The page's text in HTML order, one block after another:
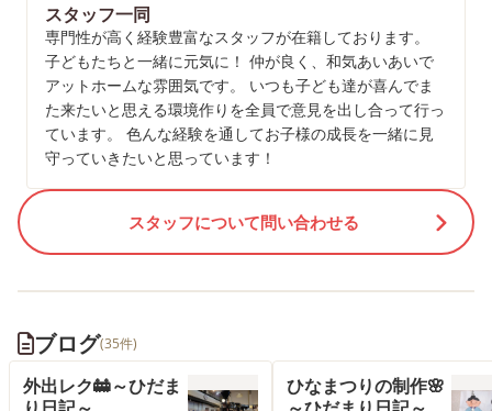
スタッフ一同
専門性が高く経験豊富なスタッフが在籍しております。
子どもたちと一緒に元気に！ 仲が良く、和気あいあいで
アットホームな雰囲気です。 いつも子ども達が喜んでま
た来たいと思える環境作りを全員で意見を出し合って行っ
ています。 色んな経験を通してお子様の成長を一緒に見
守っていきたいと思っています！
スタッフについて問い合わせる
ブログ(35件)
外出レク🚋～ひだま
ひなまつりの制作🌸